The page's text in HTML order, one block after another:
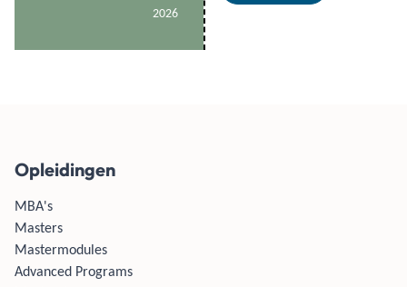
2026
Opleidingen
MBA's
Masters
Mastermodules
Advanced Programs